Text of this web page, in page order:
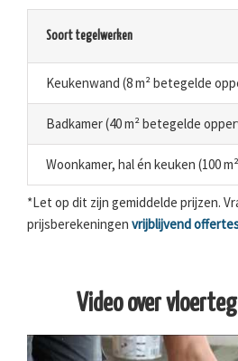
Soort tegelwerken
Keukenwand (8 m² betegelde
Badkamer (40 m² betegelde
Woonkamer, hal én keuken (100
*Let op dit zijn gemiddelde prijzen.
prijsberekeningen vrijblijvend
Video over